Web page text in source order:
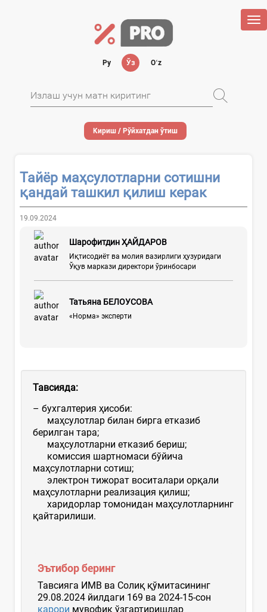
Ру Ўз Oʻz
Кириш / Рўйхатдан ўтиш
Тайёр маҳсулотларни сотишни
қандай ташкил қилиш керак
19.09.2024
Шарофитдин ҲАЙДАРОВ
Иқтисодиёт ва молия вазирлиги ҳузуридаги
Ўқув маркази директори ўринбосари
Татьяна БЕЛОУСОВА
«Норма» эксперти
Тавсияда:
– бухгалтерия ҳисоби:
маҳсулотлар билан бирга етказиб
берилган тара;
маҳсулотларни етказиб бериш;
комиссия шартномаси бўйича
маҳсулотларни сотиш;
электрон тижорат воситалари орқали
маҳсулотларни реализация қилиш;
харидорлар томонидан маҳсулотларнинг
қайтарилиши.
Эътибор беринг
Тавсияга ИМВ ва Солиқ қўмитасининг
29.08.2024 йилдаги 169 ва 2024-15-сон
қарори мувофиқ ўзгартиришлар